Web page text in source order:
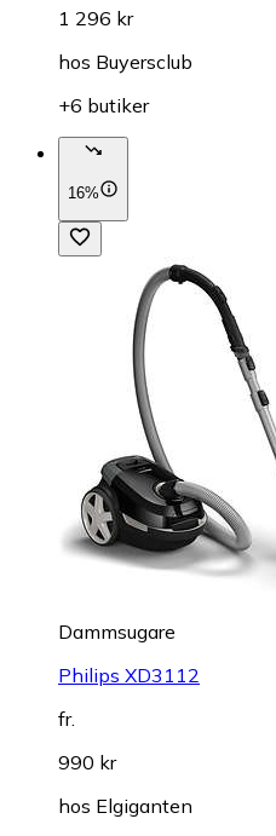
1 296 kr
hos Buyersclub
+6 butiker
16%
Dammsugare
Philips XD3112
fr.
990 kr
hos Elgiganten